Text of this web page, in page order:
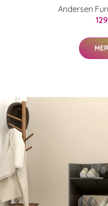
Andersen